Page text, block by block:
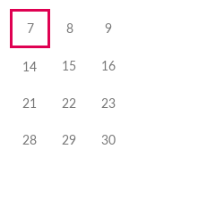
7 8 9
14 15 16
21 22 23
28 29 30